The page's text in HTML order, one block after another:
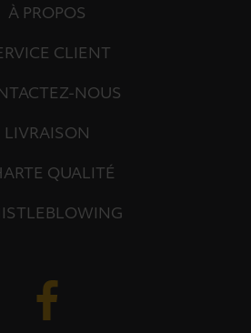
À PROPOS
CLIENT
NOUS
LIVRAISON
QUALITÉ